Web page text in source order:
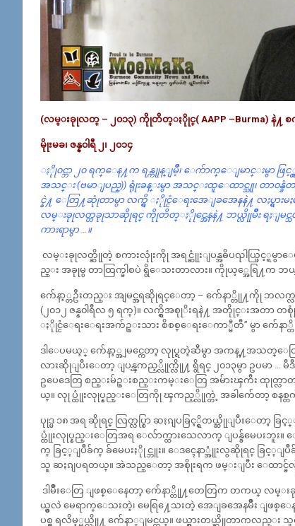
(လမ္းခုုလတ္ – ၂၀၁၃) ကိုုတိတ္ႏိုုင္( AAPP –Burma) နဲ႔
မိုုးမခ၊ ဇန္န၀ါရီ ၂၊ ၂၀၁၄
ႏိုု၀င္ဘာ ၂၀ ရက္ေန႔က ရန္ကုုန္ျမိဳ့၊ ေက်ာက္ေျမာင္းမွာ ဖြင့္
အသင္း (ဗမာျပည္)) ရုုံးခန္းမွာ အသင္းထူေထာင္သူ၊ တာ
င္နဲ႔ ေတြ႔ဆုုံတာမွာ လက္ရွိ ႏိုုင္ငံေရးအေျခအေနနဲ႔ လႈပ္ရွားမႈ
လမ္းခုုလတ္တခုုသာဆိုုရင္ ကိုုတိတ္ႏိုုင္အေနနဲ႔ ဘယ္လိုုမ်ဳိး ရႈျ
ကားရာမွာ …။
လမ္းခုုလတ္ဆိုုတဲ့ စကားလုုံးကိုု အရင္ဆုုံးျပန္အဓိပၺါယ္ဖြင့္ရမွာ
ည္း အခုုမွ တာထြက္ခါစပဲ ရွိေသးတာလား။ ကိုုယ့္အေရြ႔က
က်ေနာ့္တဦးတည္း အျမင္အရဆိုုရင္ေတာ့ – က်ေနာ္တိုု႔ကိုု ဘလက္လ
(၂၀၁၂ ဇန္န၀ါရီလ ၅ ရက္)။ လက္ရွိအစုုိးရနဲ႔ အတိုုင္းအတာ
ႏိုုင္ငံေရးေရးအက်ဥ္းသား စိစစ္ေရးေကာ္မီတီ” မွာ က်ေန
ဒါေပမယ့္ က်ေနာ့္အျမင္ကေတာ့ လုုပ္ရတဲ့ဆီမွာ အကန္႔အသတ္ေတြက
လားဆိုုျပီးေတာ့ ျပန္ၾကည့္လိုုက္လိုု႔ ရွိရင္ ၂၀၁၃မွာ ဥပမာ …
ဥပေဒေတြ စည္းမ်ဥ္းစည္းကမ္းေတြ အမ်ားၾကီး ထုုတ္လာ
ယ္။ လုုပ္ထုုံးလုုပ္နည္းေတြကိုု ၾကည့္လိုုက္တဲ့ အခါက်ေတာ့ စနစ္တ
ပုုဒ္မ ၁၈ အရ ဆိုုရင္ လြတ္လပ္စြာ ဆႏၵျပခြင့္ရွိတယ္ဆိုုျပီးေ
ပ္ထုုံးလုုပ္နည္းေတြအရ ေလ်ာက္ထားသေလာက္ ျပန္ခ်မေပးဘူ
က္ ခြင့္ျပဳခ်က္ ခ်မေပးႏိုုင္ဘူး။ ေဒၚေနာ္အုုံးလွဆိုုရင္ ခြင့္ျ
သူ ဆႏၵျပရတယ္။ အဲသည္ေတာ့ အစိုုးရက ဖမ္းျပီး ေထာင္ခ်
ဒါမ်ဳိးေတြ ျဖစ္ေနေတာ့ က်ေနာ္တိုု႔တေတြက တကယ္ လမ္
ယ္မွလဲ မေရာက္ေသးတဲ့၊ မေရြ႔ေသးတဲ့ အေျခအေနမ်ဳိး ျဖ
ပစ္မွ ရလိမ့္မယ္လိုု႔ က်ေနာ္ျမင္တယ္။ ဖယ္ရွားတယ္ဆိုုတာကလ